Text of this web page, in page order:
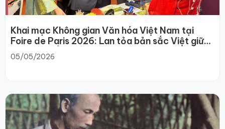
Khai mạc Không gian Văn hóa Việt Nam tại
Foire de Paris 2026: Lan tỏa bản sắc Việt giữa
lòng châu Âu
05/05/2026